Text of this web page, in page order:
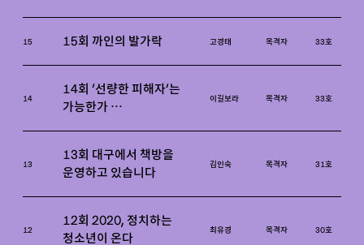
15 15회 까인의 발가락 고경태 목격자 33호
14
14회 ‘선량한 피해자’는
가능한가
이길보라 목격자 33호
13
13회 대구에서 책방을
운영하고 있습니다
김인숙 목격자 31호
12
12회 2020, 정치하는
청소년이 온다
최유경 목격자 30호